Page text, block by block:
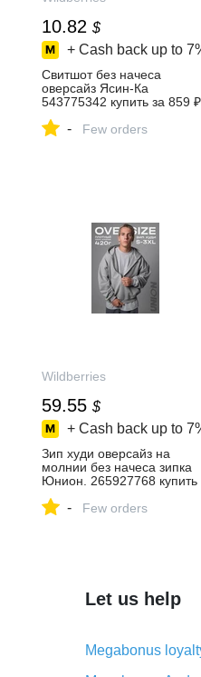
10.82 $
+ Cash back up to
Свитшот без начеса
оверсайз Ясин-Ка
543775342 купить за 859 ₽
Wildberries
- Few orders
Wildberries
59.55 $
+ Cash back up to
Зип худи оверсайз на
молнии без начеса зипка
Юнион. 265927768 купить
интернет‑магазине
- Few orders
Let us help
Megabonus